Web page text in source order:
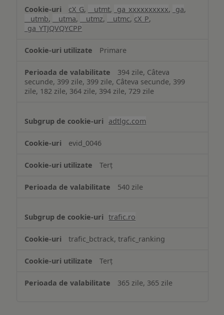
cX_G, __utmt, _ga_xxxxxxxxxx, _ga,
__utmb, __utma, __utmz, __utmc, cX_P,
_ga_YTJQVQYCPP
Primare
394 zile, Câteva
secunde, 399 zile, 399 zile, Câteva secunde, 399
zile, 182 zile, 364 zile, 394 zile, 729 zile
adtlgc.com
evid_0046
Terț
540 zile
trafic.ro
trafic_bctrack, trafic_ranking
Terț
365 zile, 365 zile